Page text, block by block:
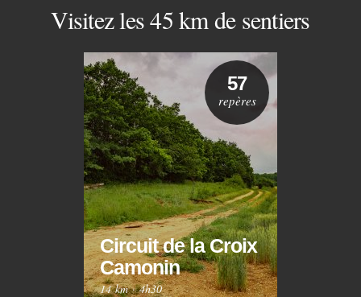
Visitez les 45 km de sentiers
Circuit de la Croix
Camonin
14 km·4h30
57
repères